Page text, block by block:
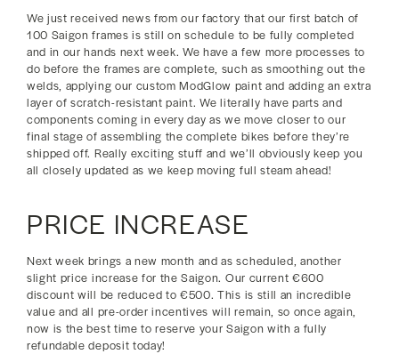
We just received news from our factory that our first batch of
100 Saigon frames is still on schedule to be fully completed
and in our hands next week. We have a few more processes to
do before the frames are complete, such as smoothing out the
welds, applying our custom ModGlow paint and adding an extra
layer of scratch-resistant paint. We literally have parts and
components coming in every day as we move closer to our
final stage of assembling the complete bikes before they’re
shipped off. Really exciting stuff and we’ll obviously keep you
all closely updated as we keep moving full steam ahead!
PRICE INCREASE
Next week brings a new month and as scheduled, another
slight price increase for the Saigon. Our current €600
discount will be reduced to €500. This is still an incredible
value and all pre-order incentives will remain, so once again,
now is the best time to reserve your Saigon with a fully
refundable deposit today!